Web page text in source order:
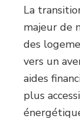
La
majeur de
des
vers un
aides
plus